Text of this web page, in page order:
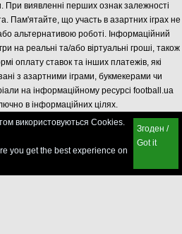
При виявленні перших ознак залежності
Пам'ятайте, що участь в азартних іграх не
альтернативою роботі. Інформаційний
на реальні та/або віртуальні гроші, також
оплату ставок та інших платежів, які
з азартними іграми, букмекерами чи
на інформаційному ресурсі football.ua
в інформаційних цілях.
використовуються Cookies.
you get the best experience on
Згоден /
Got it